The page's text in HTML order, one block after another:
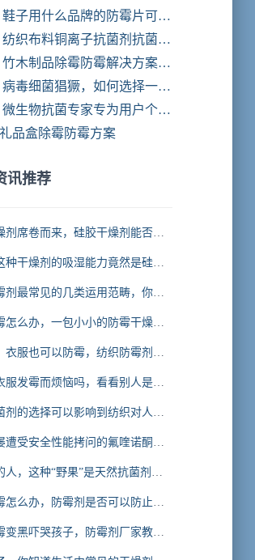
域的研究与应用。
鞋子用什么品牌的防霉片可以
？艾浩尔强效防霉片只需一
续防霉365天。
织布料铜离子抗菌剂抗菌防
异
竹木制品除霉防霉解决方案除
防霉剂
毒细菌猖獗，如何选择一款
毒抗菌剂产品。
生物抗菌专家专为用户个性
种类型抗菌剂
品盒除霉防霉方案
讯推荐
剂席卷而来，硅胶干燥剂能否
种干燥剂的吸湿能力竟然是硅胶
剂最常见的几类运用范畴，你知
怎么办，一包小小的防霉干燥剂
衣服也可以防霉，纺织防霉剂让
服发霉而烦恼吗，看看别人是怎
剂的选择可以影响到纺织对人体
遭受安全性能拷问的氟喹诺酮类
人，这种“野果”是天然抗菌剂，
怎么办，防霉剂是否可以防止衣
变黑吓哭孩子，防霉剂厂家教你